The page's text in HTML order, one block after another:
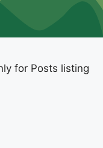
for Posts listing